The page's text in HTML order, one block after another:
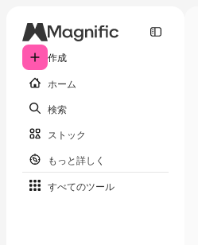
作成
ホーム
検索
ストック
もっと詳しく
すべてのツール